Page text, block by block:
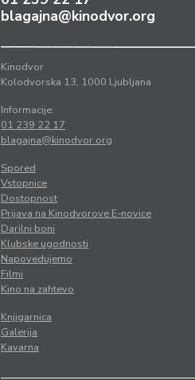
blagajna@kinodvor.org
Kinodvor
Kolodvorska 13, 1000 Ljubljana
Informacije:
01 239 22 17
blagajna@kinodvor.org
Spored
Vstopnice
Dostopnost
Prijava na Kinodvorove E-novice
Darilni boni
Klubske ugodnosti
Napovedujemo
Filmi
Kino na zahtevo
Knjigarnica
Galerija
Kavarna